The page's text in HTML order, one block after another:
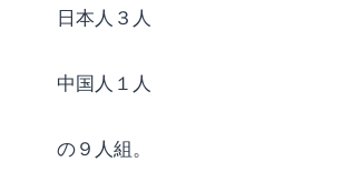
日本人３人
中国人１人
の９人組。